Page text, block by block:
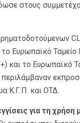
στους
Ευρωπαϊκό Ταμείο
και το Ευρωπαϊκό
περιλάμβαναν
Κ.Γ.Π. και ΟΤΔ.
για τη χρήση